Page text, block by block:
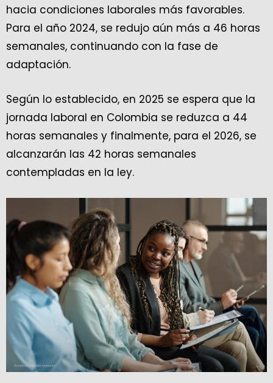
hacia condiciones laborales más favorables.
Para el año 2024, se redujo aún más a 46 horas
semanales, continuando con la fase de
adaptación.
Según lo establecido, en 2025 se espera que la
jornada laboral en Colombia se reduzca a 44
horas semanales y finalmente, para el 2026, se
alcanzarán las 42 horas semanales
contempladas en la ley.